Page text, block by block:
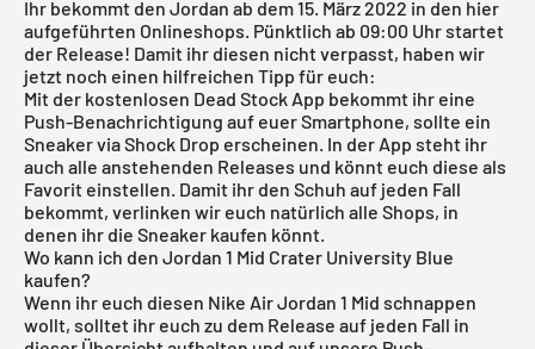
Ihr bekommt den Jordan ab dem 15. März 2022 in den hier
aufgeführten Onlineshops. Pünktlich ab 09:00 Uhr startet
der Release! Damit ihr diesen nicht verpasst, haben wir
jetzt noch einen hilfreichen Tipp für euch:
Mit der kostenlosen Dead Stock App bekommt ihr eine
Push-Benachrichtigung auf euer Smartphone, sollte ein
Sneaker via Shock Drop erscheinen. In der App steht ihr
auch alle anstehenden Releases und könnt euch diese als
Favorit einstellen. Damit ihr den Schuh auf jeden Fall
bekommt, verlinken wir euch natürlich alle Shops, in
denen ihr die Sneaker kaufen könnt.
Wo kann ich den Jordan 1 Mid Crater University Blue
kaufen?
Wenn ihr euch diesen Nike Air Jordan 1 Mid schnappen
wollt, solltet ihr euch zu dem Release auf jeden Fall in